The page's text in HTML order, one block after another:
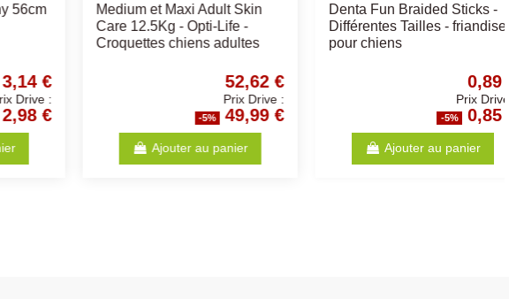
:
Os de Jambon sous vide -
Bon idea - Différents Choix -
Friandise pour chiens
2,00 €
Prix Drive :
1,90 €
Ajouter au panier
Bâtonnet Fromage -
Différentes Tailles
17,78 €
Prix Drive :
16,89 €
Ajouter au panier